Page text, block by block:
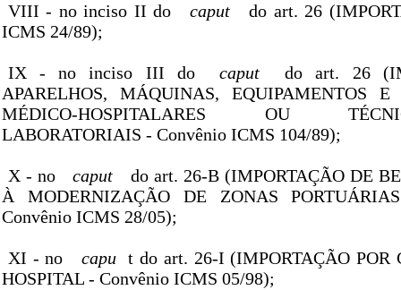
VIII - no inciso II do caput
do art. 26
ICMS 24/89);
IX - no inciso III do caput
do art. 26
APARELHOS, MÁQUINAS, EQUIPAMENTOS E
MÉDICO-HOSPITALARES OU
LABORATORIAIS - Convênio ICMS 104/89);
X - no caput
do art. 26-B (IMPORTAÇÃO DE
À MODERNIZAÇÃO DE ZONAS
Convênio ICMS 28/05);
XI - no capu
t do art. 26-I (IMPORTAÇÃO POR
HOSPITAL - Convênio ICMS 05/98);